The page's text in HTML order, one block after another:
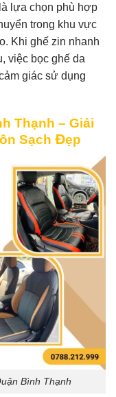
là lựa chọn phù hợp
trong khu vực
Khi ghế zin nhanh
việc bọc ghế da
giác sử dụng
Thạnh – Giải
Sạch Đẹp
Bình Thạnh